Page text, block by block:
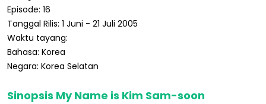
Episode: 16
Tanggal Rilis: 1 Juni - 21 Juli 2005
Waktu tayang:
Bahasa: Korea
Negara: Korea Selatan
Sinopsis My Name is Kim Sam-soon